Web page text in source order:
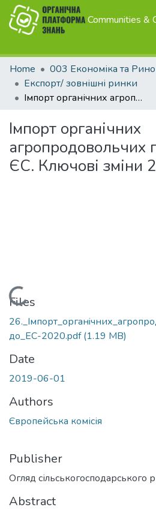
Communities &
Home
003 Економіка та
Експорт/ зовнішні ринки
Імпорт органічних агропродовольчих продуктів до ЄС. Ключові зміни 2019
Імпорт органічних
агропродовольчих
ЄС. Ключові зміни
Loading...
Files
до_EС-2020.pdf(1.19 MB)
Date
2019-06-01
Authors
Європейська комісія
Publisher
Огляд
Abstract